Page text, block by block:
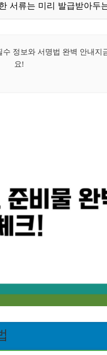
서류는 미리 발급받아두
정보와 서명법 완벽 안내지
요!